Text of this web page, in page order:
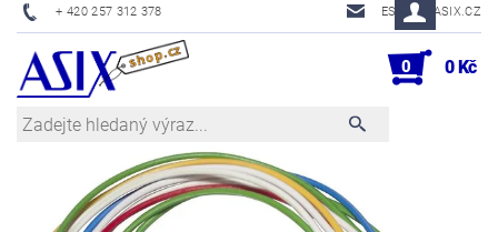
+ 420 257 312 378 ESHOP@ASIX.CZ
0 0 Kč